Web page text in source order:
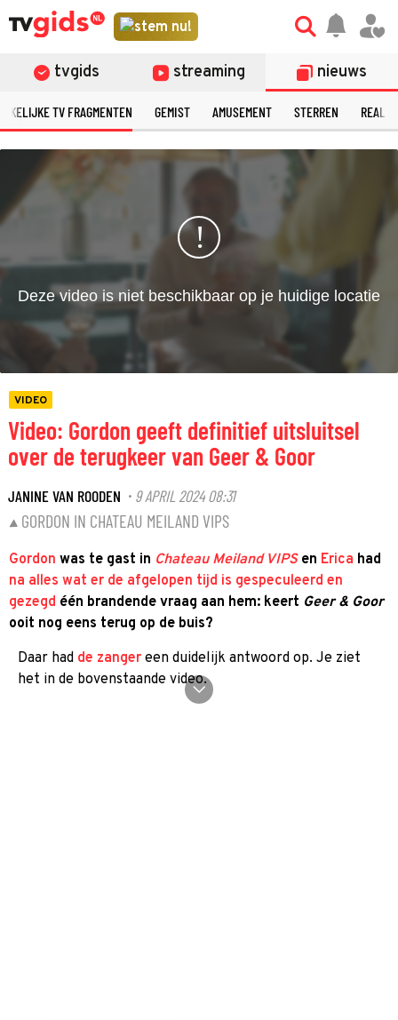
stem nu!
tvgids streaming nieuws
TV FRAGMENTEN GEMIST AMUSEMENT STERREN
©
VIDEO
Video: Gordon geeft definitief uitsluitsel
over de terugkeer van Geer & Goor
JANINE VAN ROODEN · 9 APRIL 2024 08:31
GORDON IN CHATEAU MEILAND VIPS
Gordon was te gast in Chateau Meiland VIPSen Erica had
na alles wat er de afgelopen tijd is gespeculeerd en
gezegd één brandende vraag aan hem: keert Geer & Goor
ooit nog eens terug op de buis?
Daar had de zanger een duidelijk antwoord op. Je ziet
het in de bovenstaande video.